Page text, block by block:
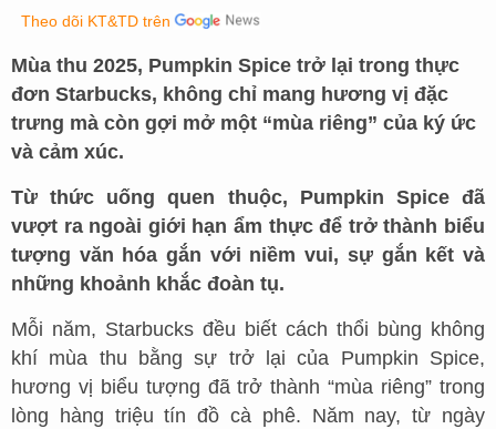
Theo dõi KT&TD trên
Mùa thu 2025, Pumpkin Spice trở lại trong thực
đơn Starbucks, không chỉ mang hương vị đặc
trưng mà còn gợi mở một “mùa riêng” của ký ức
và cảm xúc.
Từ thức uống quen thuộc, Pumpkin Spice đã
vượt ra ngoài giới hạn ẩm thực để trở thành biểu
tượng văn hóa gắn với niềm vui, sự gắn kết và
những khoảnh khắc đoàn tụ.
Mỗi năm, Starbucks đều biết cách thổi bùng không
khí mùa thu bằng sự trở lại của Pumpkin Spice,
hương vị biểu tượng đã trở thành “mùa riêng” trong
lòng hàng triệu tín đồ cà phê. Năm nay, từ ngày